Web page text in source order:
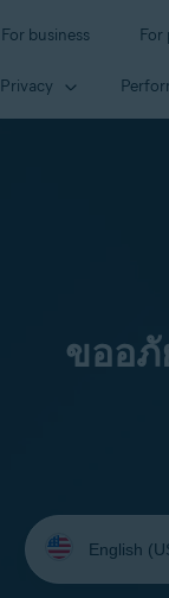
For business For
Privacy
ขออภั
Select
your
language: